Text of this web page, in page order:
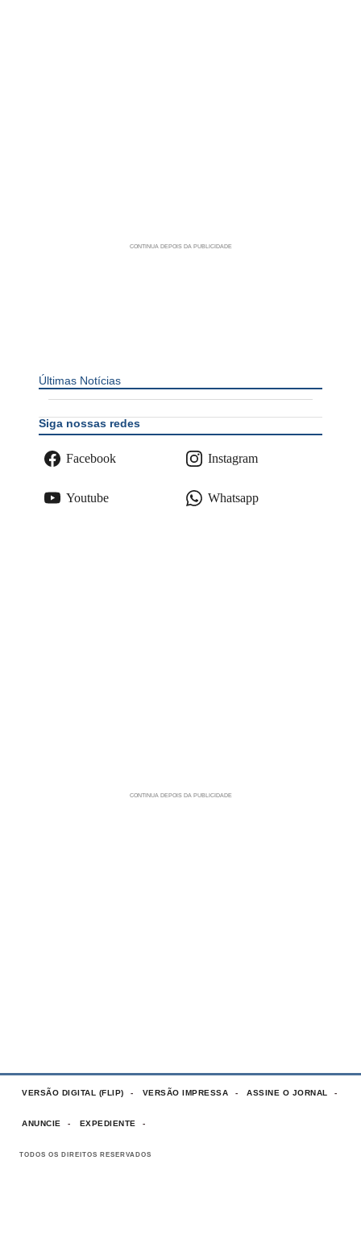
Últimas Notícias
Siga nossas redes
Facebook Instagram
Youtube Whatsapp
VERSÃO DIGITAL (FLIP) VERSÃO IMPRESSA ASSINE O JORNAL
ANUNCIE EXPEDIENTE
TODOS OS DIREITOS RESERVADOS